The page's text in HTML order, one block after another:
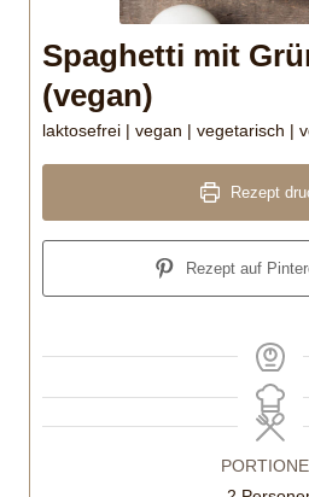
Spaghetti mit
(vegan)
laktosefrei | vegan | vegetarisch |
Rezept
Rezept auf